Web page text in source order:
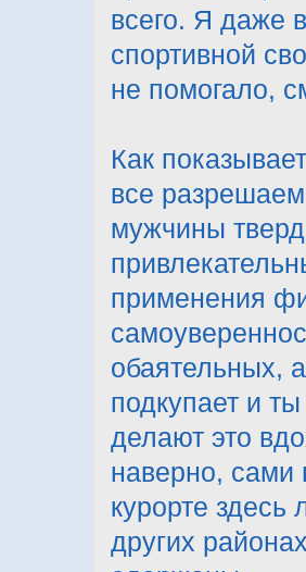
всего. Я даже
спортивной
не помогало,
Как
все
мужчины
применения
обаятельных,
подкупает и
делают это
наверно, сами
курорте здесь
других